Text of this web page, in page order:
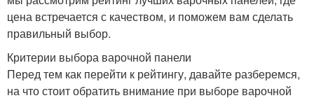
цена встречается с качеством, и поможем вам сделать
правильный выбор.
Критерии выбора варочной панели
Перед тем как перейти к рейтингу, давайте разберемся,
на что стоит обратить внимание при выборе варочной